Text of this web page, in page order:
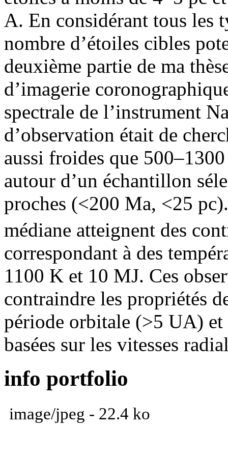
A. En considérant tous les
nombre d’étoiles cibles
deuxième partie de ma
d’imagerie
spectrale de l’instrument
d’observation était de
aussi froides que
autour d’un échantillon
proches (<200 Ma, <25
médiane atteignent des
correspondant à des
1100 K et 10 MJ. Ces
contraindre les propriétés
période orbitale (>5 UA) et
basées sur les vitesses
info portfolio
image/jpeg - 22.4 ko